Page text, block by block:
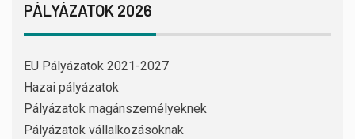
PÁLYÁZATOK 2026
EU Pályázatok 2021-2027
Hazai pályázatok
Pályázatok magánszemélyeknek
Pályázatok vállalkozásoknak